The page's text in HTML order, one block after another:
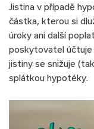
Jistina v případě
částka, kterou si
úroky ani další
poskytovatel účtuje
jistiny se snižuje
splátkou hypotéky.